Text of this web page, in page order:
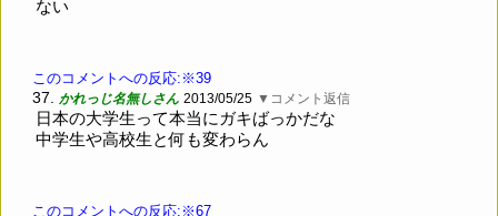
ない
このコメントへの反応:※39
37. かれっじ名無しさん 2013/05/25 ▼コメント返信
日本の大学生って本当にガキばっかだな
中学生や高校生と何も変わらん
このコメントへの反応:※67